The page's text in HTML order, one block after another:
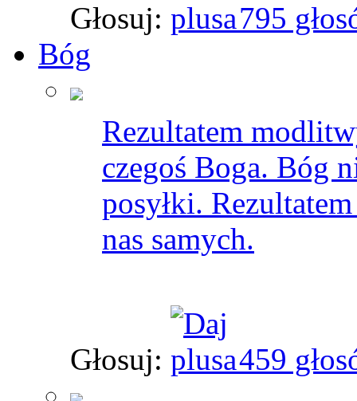
Głosuj:
795
Bóg
Rezultatem
czegoś Boga. Bóg
posyłki.
nas samych.
Głosuj: 459